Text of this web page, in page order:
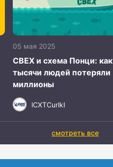
05 мая 2025
CBEX и схема Понци: как
тысячи людей потеряли
миллионы
lCXTCurlkI
смотреть все